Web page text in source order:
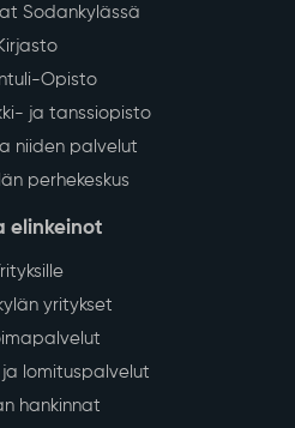
Sodankylässä
Opisto
ja tanssiopisto
niiden palvelut
perhekeskus
elinkeinot
yritykset
lomituspalvelut
hankinnat